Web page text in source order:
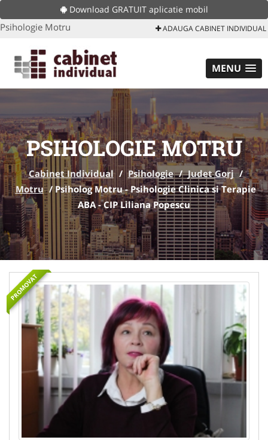
Download GRATUIT aplicatie mobil
Psihologie Motru ADAUGA CABINET INDIVIDUAL
MENU
PSIHOLOGIE MOTRU
Cabinet Individual / Psihologie / Judet Gorj /
Motru /Psiholog Motru - Psihologie Clinica si Terapie
ABA - CIP Liliana Popescu
PROMOVAT